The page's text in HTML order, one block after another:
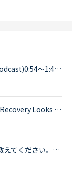
NHK WORLD RADIO JAPAN - February 27 (Podcast)0:54～1:49The Japanese government is studying additional measures to prop up the tourist industry and smaller businesses hit hard by the spread of a ne...
デイリーニュース[Level 7-9] U.S. Economic Recovery Looks Bleakの1つの文が訳せません。教えていただけると嬉しいです。Economists are downgrading their expectations for the strength of the economic rec...
初心者です。理解出来なかった部分があり、教えてください。James is asking Charlotte about Gabriella's birthday party. James When was Gabriella's birthday?Charlotte It was last weekend.James How was t...